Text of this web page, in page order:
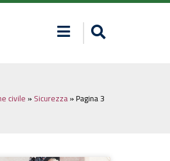
civile » Sicurezza » Pagina 3